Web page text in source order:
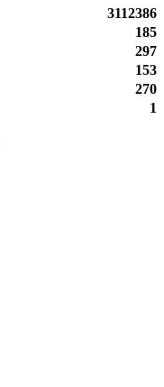
3112386
185
297
153
270
1